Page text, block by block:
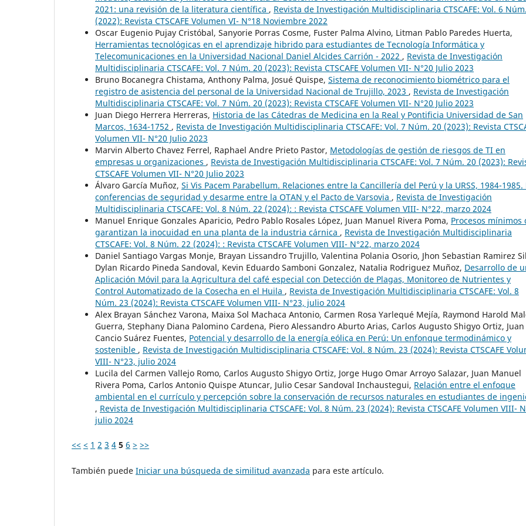
2021: una revisión de la literatura científica , Revista de Investigación Multidisciplinaria CTSCAFE: Vol. 6
(2022): Revista CTSCAFE Volumen VI- N°18 Noviembre 2022
Oscar Eugenio Pujay Cristóbal, Sanyorie Porras Cosme, Fuster Palma Alvino, Litman Pablo Paredes Huerta,
Herramientas tecnológicas en el aprendizaje hibrido para estudiantes de Tecnología Informática y
Telecomunicaciones en la Universidad Nacional Daniel Alcides Carrión - 2022 , Revista de Investigación
Multidisciplinaria CTSCAFE: Vol. 7 Núm. 20 (2023): Revista CTSCAFE Volumen VII- N°20 Julio 2023
Bruno Bocanegra Chistama, Anthony Palma, Josué Quispe, Sistema de reconocimiento biométrico para el
registro de asistencia del personal de la Universidad Nacional de Trujillo, 2023 , Revista de Investigación
Multidisciplinaria CTSCAFE: Vol. 7 Núm. 20 (2023): Revista CTSCAFE Volumen VII- N°20 Julio 2023
Juan Diego Herrera Herreras, Historia de las Cátedras de Medicina en la Real y Pontificia Universidad de San
Marcos, 1634-1752 , Revista de Investigación Multidisciplinaria CTSCAFE: Vol. 7 Núm. 20 (2023): Revista
Volumen VII- N°20 Julio 2023
Marvin Alberto Chavez Ferrel, Raphael Andre Prieto Pastor, Metodologías de gestión de riesgos de TI en
empresas u organizaciones , Revista de Investigación Multidisciplinaria CTSCAFE: Vol. 7 Núm. 20 (2023):
CTSCAFE Volumen VII- N°20 Julio 2023
Álvaro García Muñoz, Si Vis Pacem Parabellum. Relaciones entre la Cancillería del Perú y la URSS, 1984-1985.
conferencias de seguridad y desarme entre la OTAN y el Pacto de Varsovia , Revista de Investigación
Multidisciplinaria CTSCAFE: Vol. 8 Núm. 22 (2024): : Revista CTSCAFE Volumen VIII- N°22, marzo 2024
Manuel Enrique Gonzales Aparicio, Pedro Pablo Rosales López, Juan Manuel Rivera Poma, Procesos mínimos
garantizan la inocuidad en una planta de la industria cárnica , Revista de Investigación Multidisciplinaria
CTSCAFE: Vol. 8 Núm. 22 (2024): : Revista CTSCAFE Volumen VIII- N°22, marzo 2024
Daniel Santiago Vargas Monje, Brayan Lissandro Trujillo, Valentina Polania Osorio, Jhon Sebastian Ramirez
Dylan Ricardo Pineda Sandoval, Kevin Eduardo Samboni Gonzalez, Natalia Rodriguez Muñoz, Desarrollo de
Aplicación Móvil para la Agricultura del café especial con Detección de Plagas, Monitoreo de Nutrientes y
Control Automatizado de la Cosecha en el Huila , Revista de Investigación Multidisciplinaria CTSCAFE: Vol. 8
Núm. 23 (2024): Revista CTSCAFE Volumen VIII- N°23, julio 2024
Alex Brayan Sánchez Varona, Maixa Sol Machaca Antonio, Carmen Rosa Yarlequé Mejía, Raymond Harold
Guerra, Stephany Diana Palomino Cardena, Piero Alessandro Aburto Arias, Carlos Augusto Shigyo Ortiz, Juan
Cancio Suárez Fuentes, Potencial y desarrollo de la energía eólica en Perú: Un enfonque termodinámico y
sostenible , Revista de Investigación Multidisciplinaria CTSCAFE: Vol. 8 Núm. 23 (2024): Revista CTSCAFE
VIII- N°23, julio 2024
Lucila del Carmen Vallejo Romo, Carlos Augusto Shigyo Ortiz, Jorge Hugo Omar Arroyo Salazar, Juan Manuel
Rivera Poma, Carlos Antonio Quispe Atuncar, Julio Cesar Sandoval Inchaustegui, Relación entre el enfoque
ambiental en el currículo y percepción sobre la conservación de recursos naturales en estudiantes de
, Revista de Investigación Multidisciplinaria CTSCAFE: Vol. 8 Núm. 23 (2024): Revista CTSCAFE Volumen VIII-
julio 2024
<< < 1 2 3 4 5 6 > >>
También puede Iniciar una búsqueda de similitud avanzada para este artículo.